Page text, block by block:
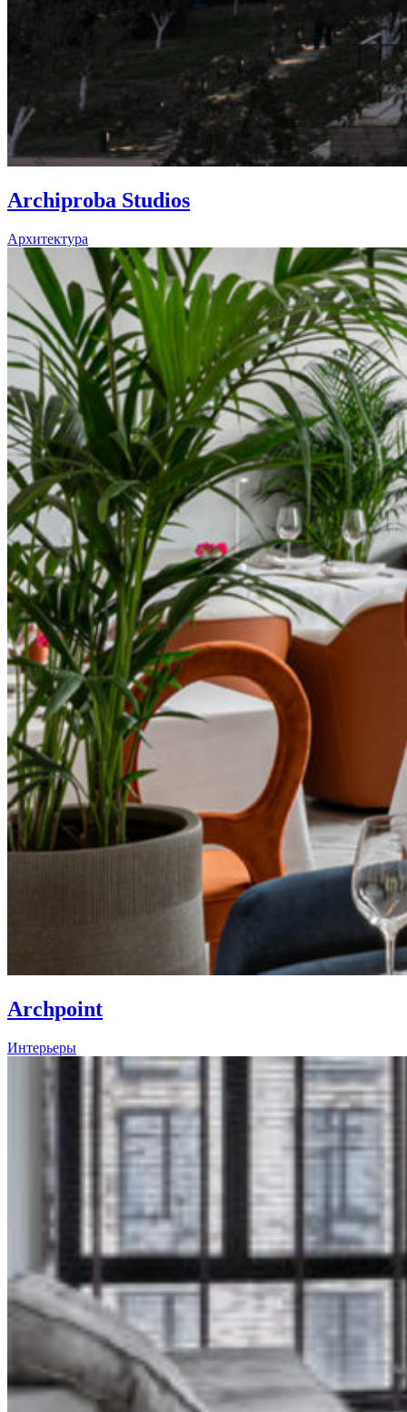
Archiproba Studios
Архитектура
Archpoint
Интерьеры